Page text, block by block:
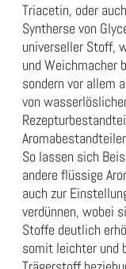
Triacetin, oder
Syntherse von
universeller Stoff,
und Weichmacher
sondern vor allem
von
So lassen sich
andere flüssige
auch zur
verdünnen, wobei
Stoffe deutlich
somit leichter und